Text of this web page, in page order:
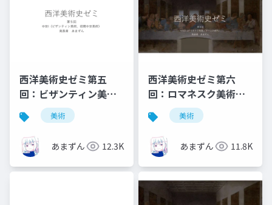
西洋美術史ゼミ第五
回：ビザンティン美術
と初期中世美術
美術
あまずん 12.3K
西洋美術史ゼミ第六
回：ロマネスク美術と
ゴシック美術
美術
あまずん 11.8K